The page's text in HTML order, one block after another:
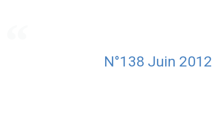
N°138 Juin 2012